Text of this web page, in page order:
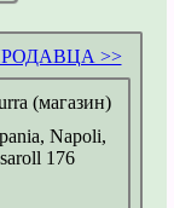
>>
(магазин)
Napoli,
176